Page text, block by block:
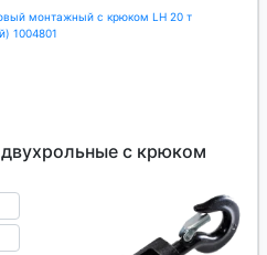
монтажный с крюком LH 20 т
1004801
с крюком